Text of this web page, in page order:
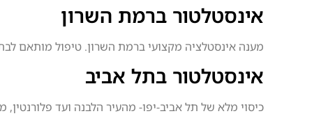
אינסטלטור ברמת השרון
מענה אינסטלציה מקצועי ברמת השרון. טיפול מותאם
אינסטלטור בתל אביב
כיסוי מלא של תל אביב-יפו- מהעיר הלבנה ועד פלורנטין,